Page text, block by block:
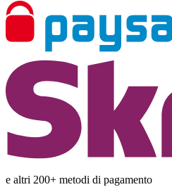
e altri 200+ metodi di pagamento